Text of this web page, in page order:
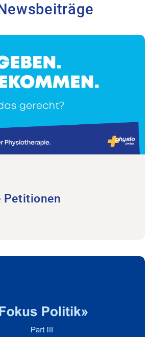
Petitionen
Petitionen
Rickenbach, Kantonsrätin Mitte/EVP |